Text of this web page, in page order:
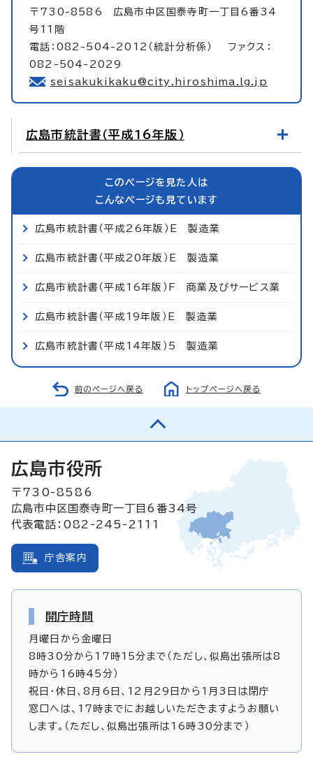
〒730-8586 広島市中区国泰寺町一丁目6番34
号11階
電話：082-504-2012（統計分析係） ファクス：
082-504-2029
seisakukikaku@city.hiroshima.lg.jp
広島市統計書（平成16年版）
このページを見た人は
こんなページも見ています
広島市統計書（平成26年版）E 製造業
広島市統計書（平成20年版）E 製造業
広島市統計書（平成16年版）F 商業及びサービス業
広島市統計書（平成19年版）E 製造業
広島市統計書（平成14年版）5 製造業
前のページへ戻る トップページへ戻る
広島市役所
〒730-8586
広島市中区国泰寺町一丁目6番34号
代表電話：082-245-2111
庁舎案内
開庁時間
月曜日から金曜日
8時30分から17時15分まで（ただし、似島出張所は8
時から16時45分）
祝日・休日、8月6日、12月29日から1月3日は閉庁
窓口へは、17時までにお越しいただきますようお願い
します。（ただし、似島出張所は16時30分まで）